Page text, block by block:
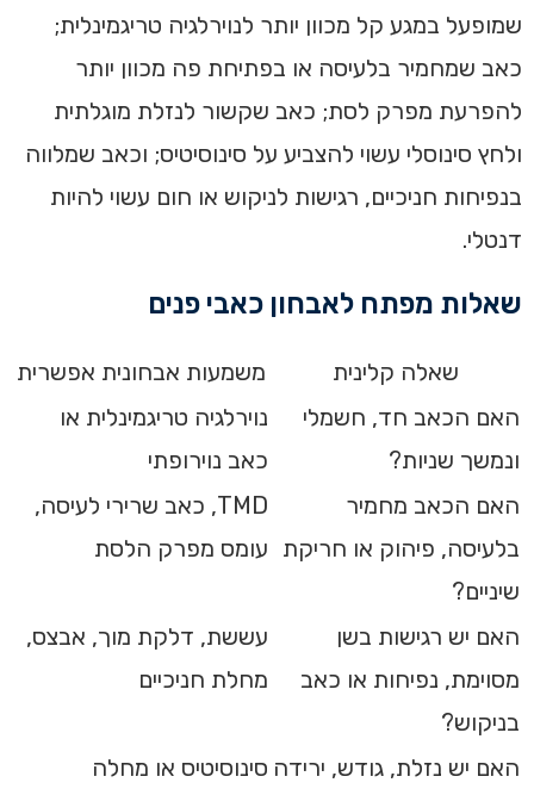
שמופעל במגע קל מכוון יותר לנוירלגיה טריגמינלית;
כאב שמחמיר בלעיסה או בפתיחת פה מכוון יותר
להפרעת מפרק לסת; כאב שקשור לנזלת מוגלתית
ולחץ סינוסלי עשוי להצביע על סינוסיטיס; וכאב שמלווה
בנפיחות חניכיים, רגישות לניקוש או חום עשוי להיות
דנטלי.
שאלות מפתח לאבחון כאבי פנים
שאלה קלינית
משמעות אבחונית אפשרית
האם הכאב חד, חשמלי
ונמשך שניות?
נוירלגיה טריגמינלית או
כאב נוירופתי
האם הכאב מחמיר
בלעיסה, פיהוק או חריקת
שיניים?
TMD, כאב שרירי לעיסה,
עומס מפרק הלסת
האם יש רגישות בשן
מסוימת, נפיחות או כאב
בניקוש?
עששת, דלקת מוך, אבצס,
מחלת חניכיים
האם יש נזלת, גודש, ירידה סינוסיטיס או מחלה